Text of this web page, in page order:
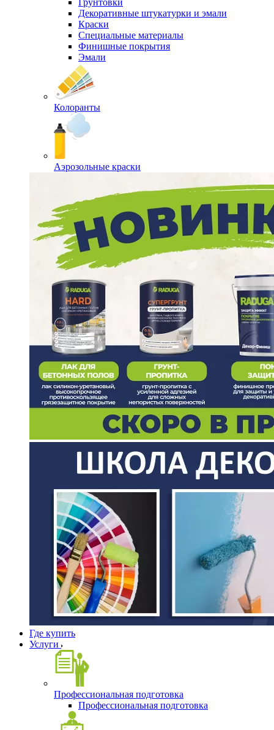
Грунтовки
Декоративные штукатурки и эмали
Краски
Специальные материалы
Финишные покрытия
Эмали
Колоранты
Аэрозольные краски
Где купить
Услуги
Профессиональная подготовка
Профессиональная подготовка